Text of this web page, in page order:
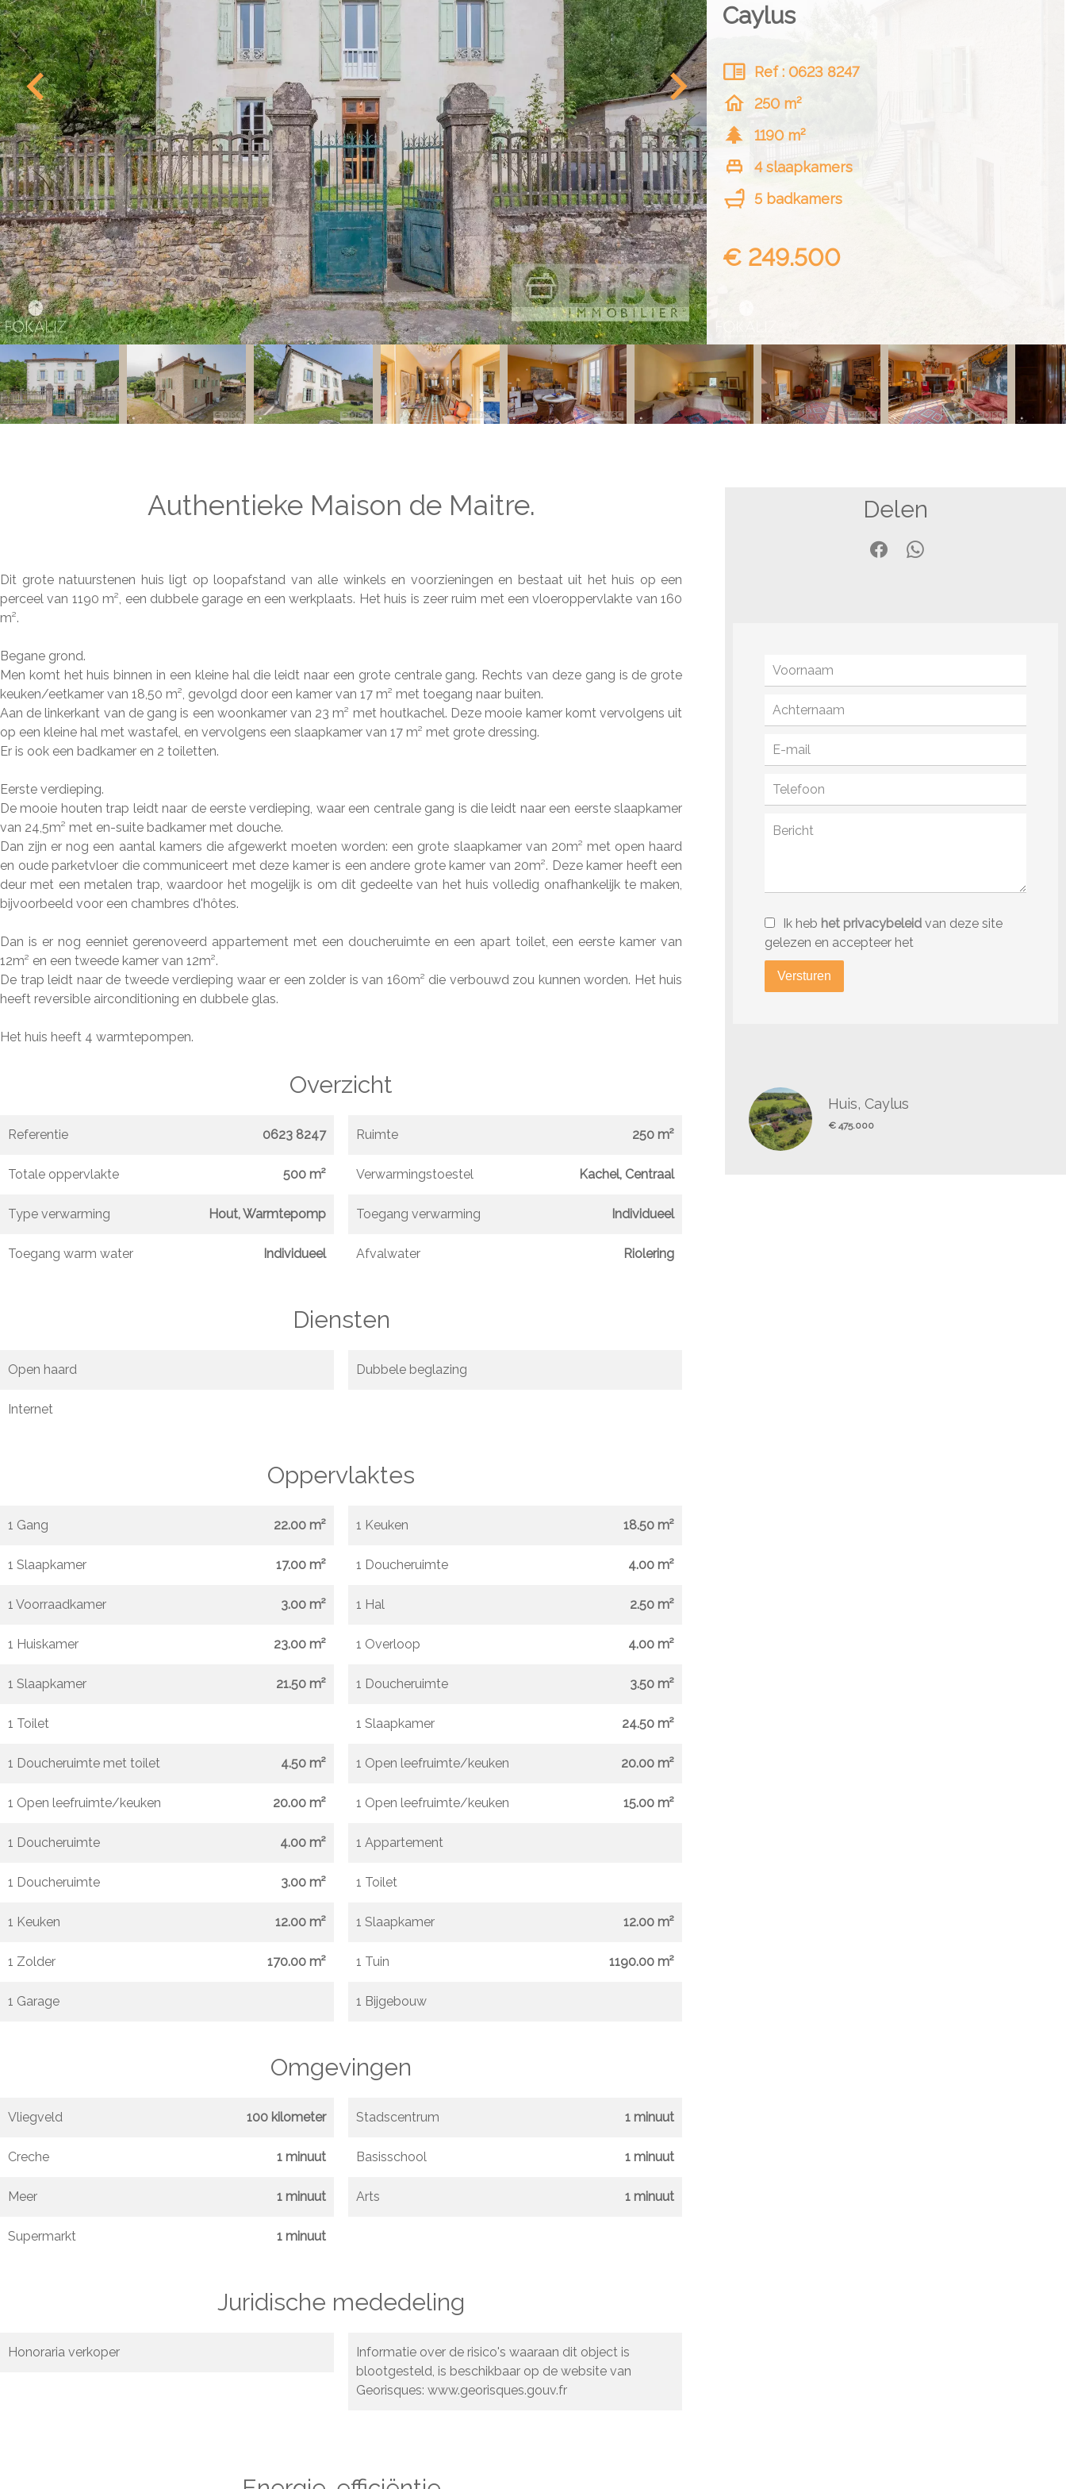
Caylus
Ref : 0623 8247
250 m²
1190 m²
4 slaapkamers
5 badkamers
€ 249.500
Authentieke Maison de Maitre.
Dit grote natuurstenen huis ligt op loopafstand van alle winkels en voorzieningen en bestaat uit het huis op een
perceel van 1190 m², een dubbele garage en een werkplaats. Het huis is zeer ruim met een vloeroppervlakte van 160
m².
Begane grond.
Men komt het huis binnen in een kleine hal die leidt naar een grote centrale gang. Rechts van deze gang is de grote
keuken/eetkamer van 18,50 m², gevolgd door een kamer van 17 m² met toegang naar buiten.
Aan de linkerkant van de gang is een woonkamer van 23 m² met houtkachel. Deze mooie kamer komt vervolgens uit
op een kleine hal met wastafel, en vervolgens een slaapkamer van 17 m² met grote dressing.
Er is ook een badkamer en 2 toiletten.
Eerste verdieping.
De mooie houten trap leidt naar de eerste verdieping, waar een centrale gang is die leidt naar een eerste slaapkamer
van 24,5m² met en-suite badkamer met douche.
Dan zijn er nog een aantal kamers die afgewerkt moeten worden: een grote slaapkamer van 20m² met open haard
en oude parketvloer die communiceert met deze kamer is een andere grote kamer van 20m². Deze kamer heeft een
deur met een metalen trap, waardoor het mogelijk is om dit gedeelte van het huis volledig onafhankelijk te maken,
bijvoorbeeld voor een chambres d'hôtes.
Dan is er nog eenniet gerenoveerd appartement met een doucheruimte en een apart toilet, een eerste kamer van
12m² en een tweede kamer van 12m².
De trap leidt naar de tweede verdieping waar er een zolder is van 160m² die verbouwd zou kunnen worden. Het huis
heeft reversible airconditioning en dubbele glas.
Het huis heeft 4 warmtepompen.
Overzicht
Referentie 0623 8247 Ruimte 250 m²
Totale oppervlakte 500 m² Verwarmingstoestel Kachel, Centraal
Type verwarming Hout, Warmtepomp Toegang verwarming Individueel
Toegang warm water Individueel Afvalwater Riolering
Diensten
Open haard Dubbele beglazing
Internet
Oppervlaktes
1 Gang 22.00 m² 1 Keuken 18.50 m²
1 Slaapkamer 17.00 m² 1 Doucheruimte 4.00 m²
1 Voorraadkamer 3.00 m² 1 Hal 2.50 m²
1 Huiskamer 23.00 m² 1 Overloop 4.00 m²
1 Slaapkamer 21.50 m² 1 Doucheruimte 3.50 m²
1 Toilet 1 Slaapkamer 24.50 m²
1 Doucheruimte met toilet 4.50 m² 1 Open leefruimte/keuken 20.00 m²
1 Open leefruimte/keuken 20.00 m² 1 Open leefruimte/keuken 15.00 m²
1 Doucheruimte 4.00 m² 1 Appartement
1 Doucheruimte 3.00 m² 1 Toilet
1 Keuken 12.00 m² 1 Slaapkamer 12.00 m²
1 Zolder 170.00 m² 1 Tuin 1190.00 m²
1 Garage 1 Bijgebouw
Omgevingen
Vliegveld 100 kilometer Stadscentrum 1 minuut
Creche 1 minuut Basisschool 1 minuut
Meer 1 minuut Arts 1 minuut
Supermarkt 1 minuut
Juridische mededeling
Honoraria verkoper
Informatie over de risico's waaraan dit object is
blootgesteld, is beschikbaar op de website van
Georisques: www.georisques.gouv.fr
Delen
Ik heb het privacybeleidvan deze site
gelezen en accepteer het
Versturen
Huis, Caylus
€ 475.000